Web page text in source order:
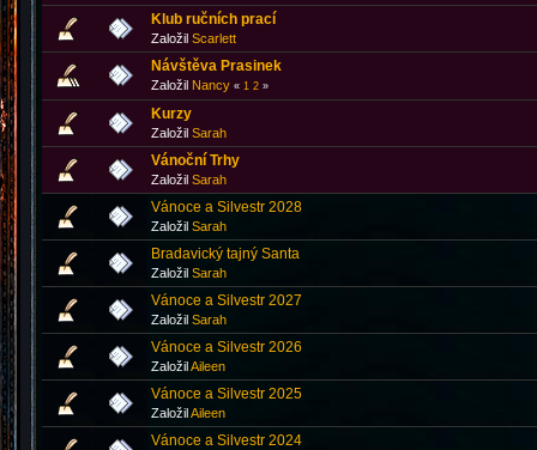
Klub ručních prací
Založil Scarlett
Návštěva Prasinek
Založil Nancy « 1 2 »
Kurzy
Založil Sarah
Vánoční Trhy
Založil Sarah
Vánoce a Silvestr 2028
Založil Sarah
Bradavický tajný Santa
Založil Sarah
Vánoce a Silvestr 2027
Založil Sarah
Vánoce a Silvestr 2026
ZaložilAileen
Vánoce a Silvestr 2025
ZaložilAileen
Vánoce a Silvestr 2024